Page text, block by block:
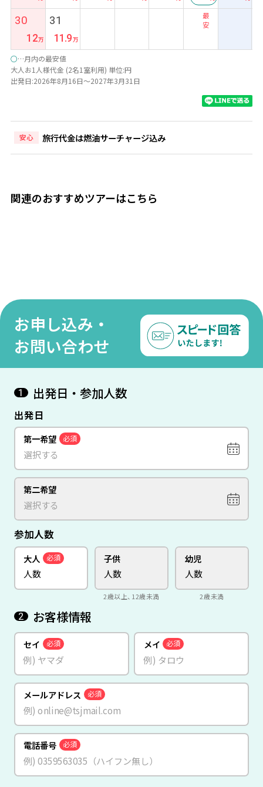
最
安
30
12
31
11.9
○…月内の最安値
大人お1人様代金 (2名1室利用) 単位:円
出発日:2026年8月16日～2027年3月31日
安心 旅行代金は燃油サーチャージ込み
関連のおすすめツアーはこちら
お申し込み・
お問い合わせ
1 出発日・参加人数
出発日
第一希望 必須
第二希望
参加人数
大人 必須 子供
2歳以上、12歳未満
幼児
2歳未満
2 お客様情報
セイ 必須 メイ 必須
メールアドレス 必須
電話番号 必須